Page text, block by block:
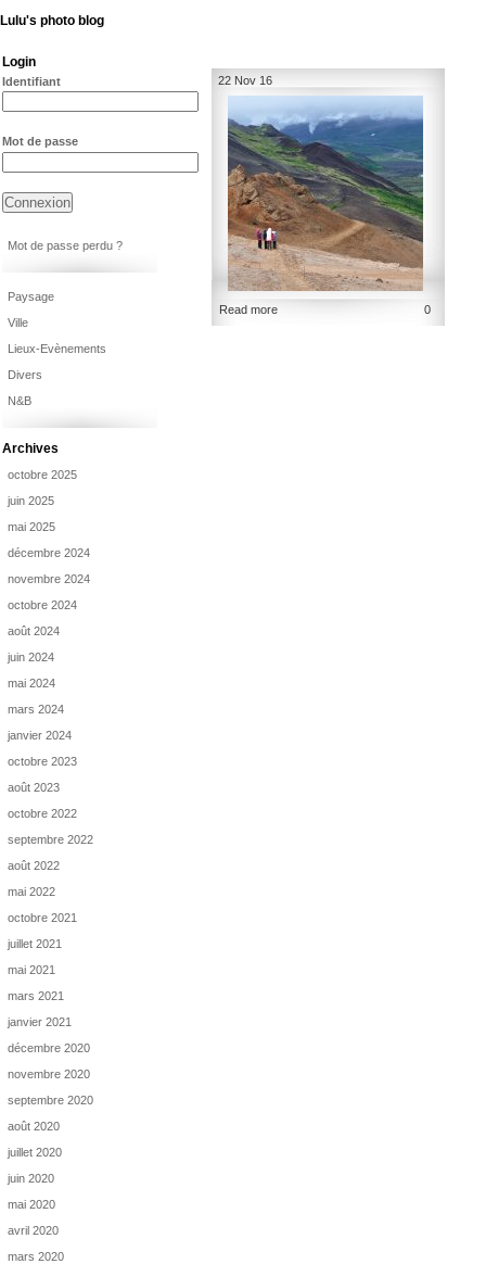
Lulu's photo blog
22 Nov 16
Read more 0
Login
Identifiant
Mot de passe
Mot de passe perdu ?
Paysage
Ville
Lieux-Evènements
Divers
N&B
Archives
octobre 2025
juin 2025
mai 2025
décembre 2024
novembre 2024
octobre 2024
août 2024
juin 2024
mai 2024
mars 2024
janvier 2024
octobre 2023
août 2023
octobre 2022
septembre 2022
août 2022
mai 2022
octobre 2021
juillet 2021
mai 2021
mars 2021
janvier 2021
décembre 2020
novembre 2020
septembre 2020
août 2020
juillet 2020
juin 2020
mai 2020
avril 2020
mars 2020